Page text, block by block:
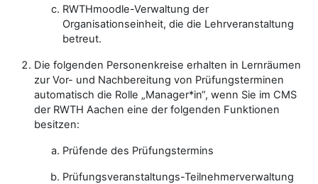
RWTHmoodle-Verwaltung der
Organisationseinheit, die die Lehrveranstaltung
betreut.
Die folgenden Personenkreise erhalten in Lernräumen
zur Vor- und Nachbereitung von Prüfungsterminen
automatisch die Rolle „Manager*in“, wenn Sie im CMS
der RWTH Aachen eine der folgenden Funktionen
besitzen:
Prüfende des Prüfungstermins
Prüfungsveranstaltungs-Teilnehmerverwaltung